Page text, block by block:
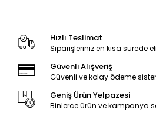
Hızlı Teslimat
Siparişleriniz en kısa sürede
Güvenli Alışveriş
Güvenli ve kolay ödeme
Geniş Ürün Yelpazesi
Binlerce ürün ve kampanya